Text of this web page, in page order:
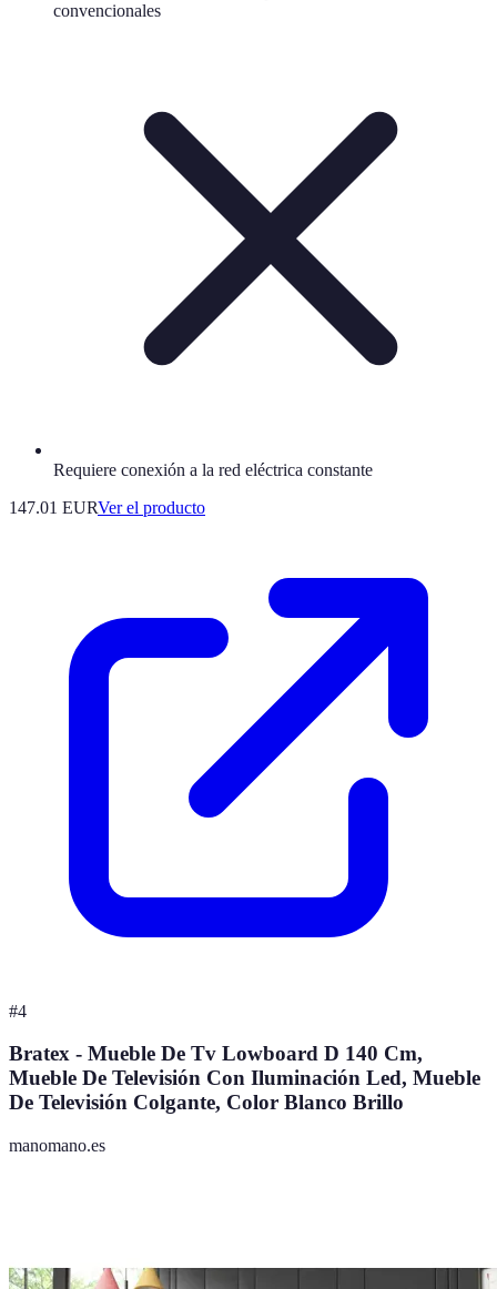
convencionales
Requiere conexión a la red eléctrica constante
147.01 EURVer el producto
#4
Bratex - Mueble De Tv Lowboard D 140 Cm,
Mueble De Televisión Con Iluminación Led, Mueble
De Televisión Colgante, Color Blanco Brillo
manomano.es